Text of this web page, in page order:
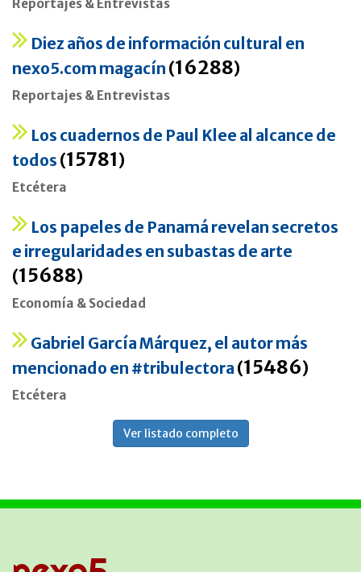
Reportajes & Entrevistas
Diez años de información cultural en
nexo5.com magacín (16288)
Reportajes & Entrevistas
Los cuadernos de Paul Klee al alcance de
todos (15781)
Etcétera
Los papeles de Panamá revelan secretos
e irregularidades en subastas de arte
(15688)
Economía & Sociedad
Gabriel García Márquez, el autor más
mencionado en #tribulectora (15486)
Etcétera
Ver listado completo